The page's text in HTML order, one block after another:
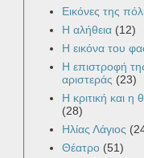
Εικόνες της
Η αλήθεια (12)
Η εικόνα του
Η επιστροφή
αριστεράς (23)
Η κριτική και η
(28)
Ηλίας Λάγιος
Θέατρο (51)